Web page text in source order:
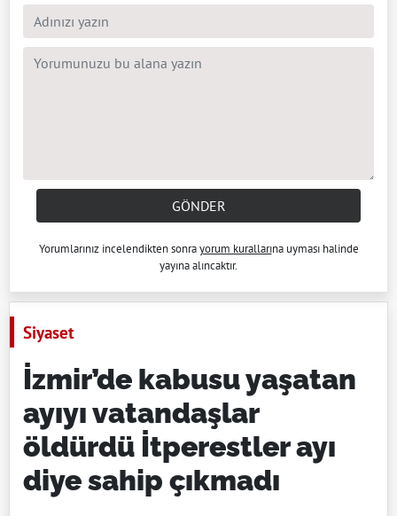
GÖNDER
Yorumlarınız incelendikten sonrayorum kurallarına uyması halinde
yayına alıncaktır.
Siyaset
İzmir’de kabusu yaşatan
ayıyı vatandaşlar
öldürdü İtperestler ayı
diye sahip çıkmadı